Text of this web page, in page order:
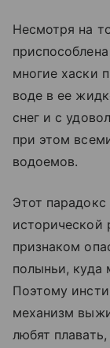
Несмотря на
многие хаски
воде в ее
снег и с
при этом
водоемов.
Этот парадокс
исторической
признаком
полыньи, куда
Поэтому
механизм
любят